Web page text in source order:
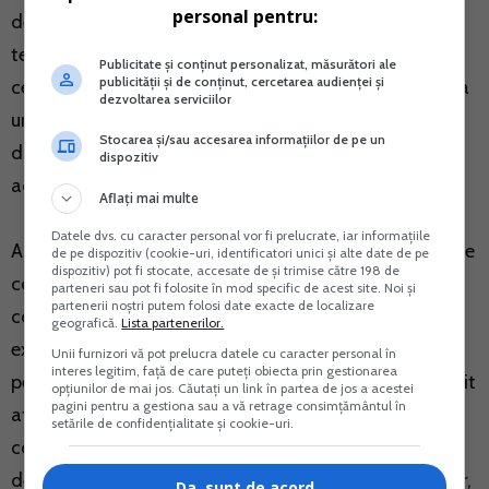
de masuri pentru depunerea tuturor declaratiilor la
termenele legale, precum si a celor nedepuse sau a
celor rectificative, dupa caz, si totodata ca, in situatia
unui eventual control, sa aiba timp sa pregateasca
documentele contabile si fiscale necesare efectuarii
acestuia.
Astfel, incepand cu luna aprilie, vor fi initiate actiuni de
control fiscal dedicate verificarii legalitatii si
conformitatii declaratiilor fiscale, corectitudinii si
exactitatii stabilirii bazelor de impozitare pentru taxa
pe valoarea adaugata si in special a impozitul pe profit
aferent anului 2016, pentru toate categoriile de
contribuabili mari, mijlocii si mici, din toate domeniile
de activitate economica, inclusiv cel financiar-bancar,
personal pentru:
Publicitate și conținut personalizat, măsurători ale
publicității și de conținut, cercetarea audienței și
dezvoltarea serviciilor
Stocarea și/sau accesarea informațiilor de pe un
dispozitiv
Aflați mai multe
Datele dvs. cu caracter personal vor fi prelucrate, iar informațiile
de pe dispozitiv (cookie-uri, identificatori unici și alte date de pe
dispozitiv) pot fi stocate, accesate de și trimise către 198 de
parteneri sau pot fi folosite în mod specific de acest site. Noi și
partenerii noștri putem folosi date exacte de localizare
geografică.Lista partenerilor.
Unii furnizori vă pot prelucra datele cu caracter personal în
interes legitim, față de care puteți obiecta prin gestionarea
opțiunilor de mai jos. Căutați un link în partea de jos a acestei
pagini pentru a gestiona sau a vă retrage consimțământul în
setările de confidențialitate și cookie-uri.